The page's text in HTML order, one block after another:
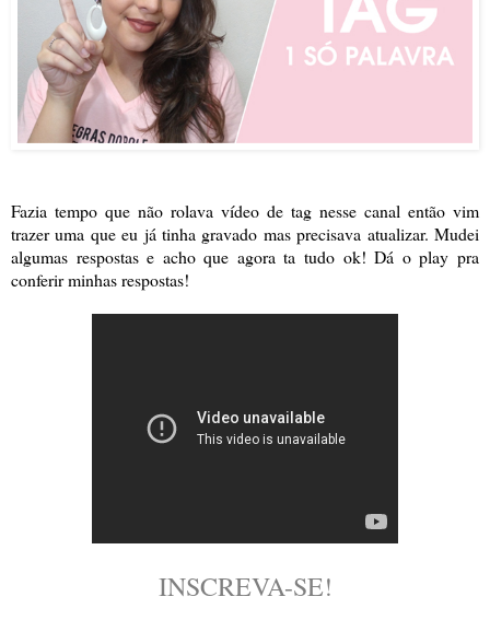
Fazia tempo que não rolava vídeo de tag nesse canal então vim
trazer uma que eu já tinha gravado mas precisava atualizar. Mudei
algumas respostas e acho que agora ta tudo ok! Dá o play pra
conferir minhas respostas!
INSCREVA-SE!